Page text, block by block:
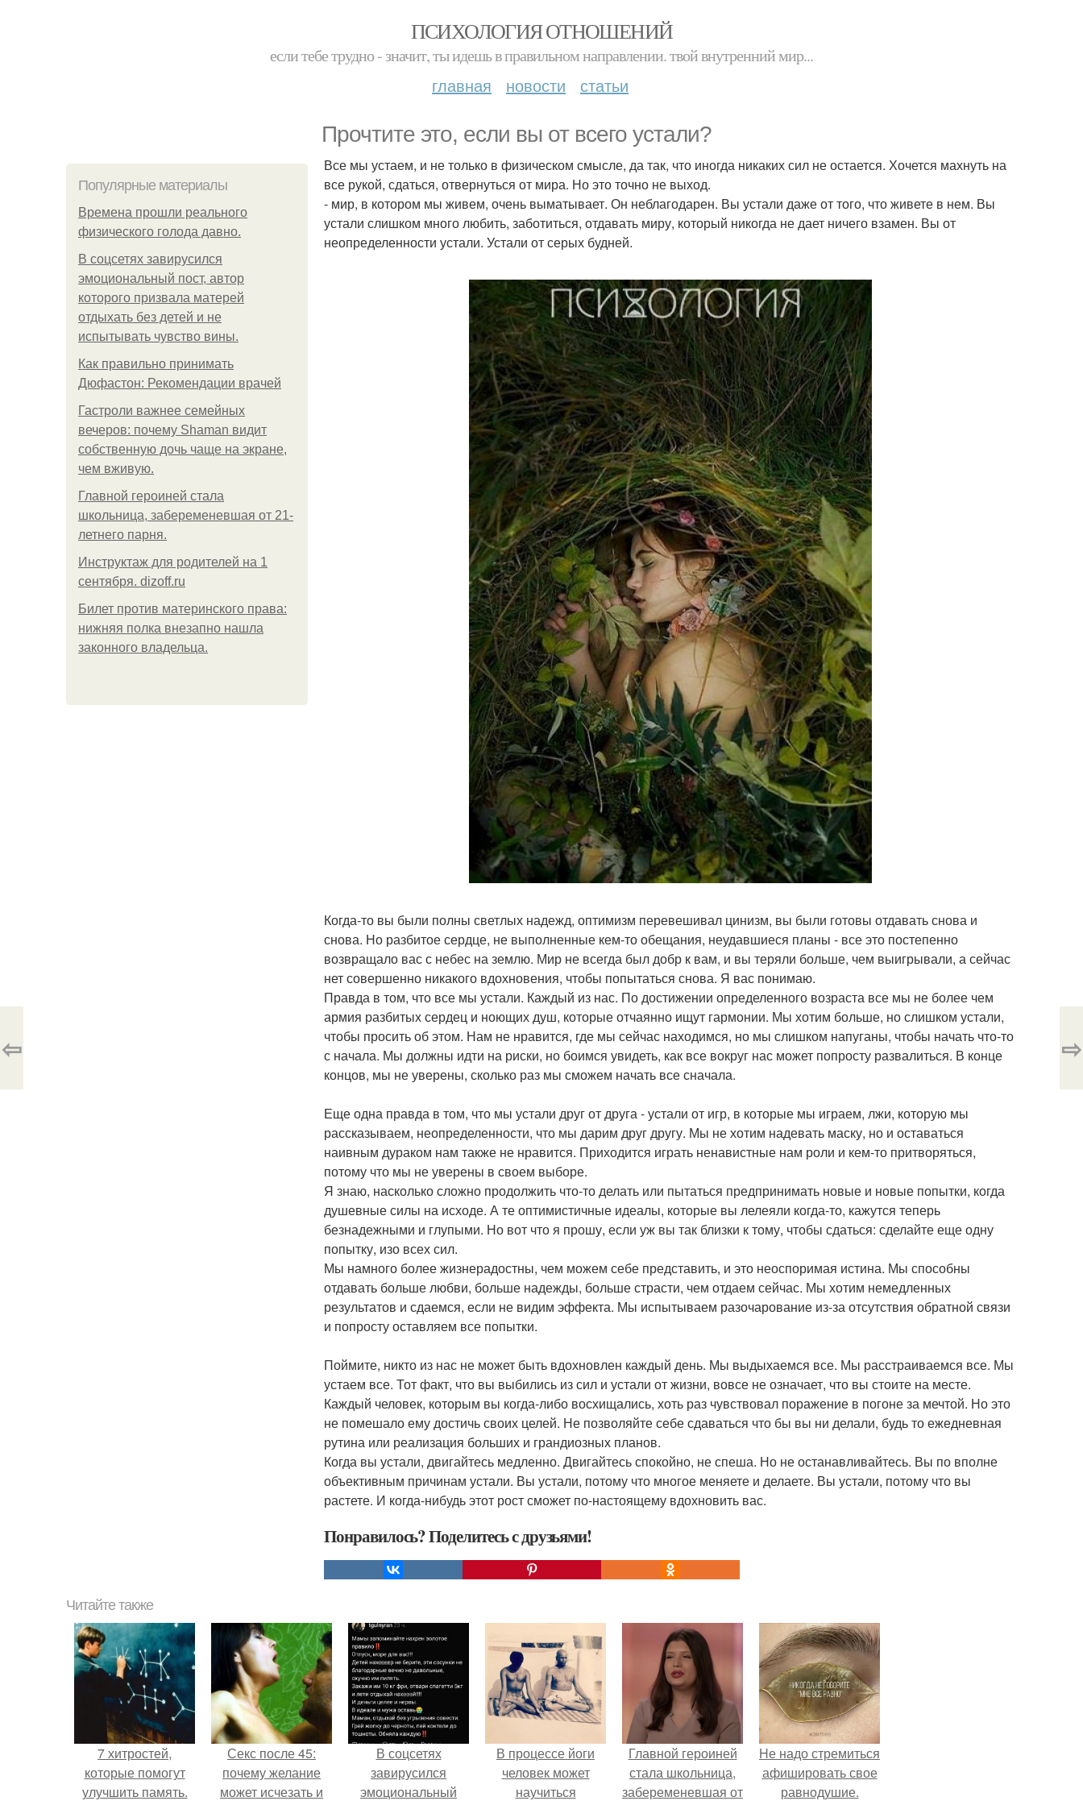
ПСИХОЛОГИЯ ОТНОШЕНИЙ
если тебе трудно - значит, ты идешь в правильном направлении. твой внутренний мир...
главная новости статьи
Прочтите это, если вы от всего устали?
Популярные материалы
Bpeмена прошли реального
физического голода давно.
В соцсетях завирусился
эмоциональный пост, автор
которого призвала матерей
отдыхать без детей и не
испытывать чувство вины.
Как правильно принимать
Дюфастон: Рекомендации врачей
Гастроли важнее семейных
вечеров: почему Shaman видит
собственную дочь чаще на экране,
чем вживую.
Главной героиней стала
школьница, забеременевшая от 21-
летнего парня.
Инструктаж для родителей на 1
сентября. dizoff.ru
Билет против материнского права:
нижняя полка внезапно нашла
законного владельца.
Все мы устаем, и не только в физическом смысле, да так, что иногда никаких сил не остается. Хочется махнуть на
все рукой, сдаться, отвернуться от мира. Но это точно не выход.
- мир, в котором мы живем, очень выматывает. Он неблагодарен. Вы устали даже от того, что живете в нем. Вы
устали слишком много любить, заботиться, отдавать миру, который никогда не дает ничего взамен. Вы от
неопределенности устали. Устали от серых будней.
Когда-то вы были полны светлых надежд, оптимизм перевешивал цинизм, вы были готовы отдавать снова и
снова. Но разбитое сердце, не выполненные кем-то обещания, неудавшиеся планы - все это постепенно
возвращало вас с небес на землю. Мир не всегда был добр к вам, и вы теряли больше, чем выигрывали, а сейчас
нет совершенно никакого вдохновения, чтобы попытаться снова. Я вас понимаю.
Правда в том, что все мы устали. Каждый из нас. По достижении определенного возраста все мы не более чем
армия разбитых сердец и ноющих душ, которые отчаянно ищут гармонии. Мы хотим больше, но слишком устали,
чтобы просить об этом. Нам не нравится, где мы сейчас находимся, но мы слишком напуганы, чтобы начать что-то
с начала. Мы должны идти на риски, но боимся увидеть, как все вокруг нас может попросту развалиться. В конце
концов, мы не уверены, сколько раз мы сможем начать все сначала.
Еще одна правда в том, что мы устали друг от друга - устали от игр, в которые мы играем, лжи, которую мы
рассказываем, неопределенности, что мы дарим друг другу. Мы не хотим надевать маску, но и оставаться
наивным дураком нам также не нравится. Приходится играть ненавистные нам роли и кем-то притворяться,
потому что мы не уверены в своем выборе.
Я знаю, насколько сложно продолжить что-то делать или пытаться предпринимать новые и новые попытки, когда
душевные силы на исходе. А те оптимистичные идеалы, которые вы лелеяли когда-то, кажутся теперь
безнадежными и глупыми. Но вот что я прошу, если уж вы так близки к тому, чтобы сдаться: сделайте еще одну
попытку, изо всех сил.
Мы намного более жизнерадостны, чем можем себе представить, и это неоспоримая истина. Мы способны
отдавать больше любви, больше надежды, больше страсти, чем отдаем сейчас. Мы хотим немедленных
результатов и сдаемся, если не видим эффекта. Мы испытываем разочарование из-за отсутствия обратной связи
и попросту оставляем все попытки.
Поймите, никто из нас не может быть вдохновлен каждый день. Мы выдыхаемся все. Мы расстраиваемся все. Мы
устаем все. Тот факт, что вы выбились из сил и устали от жизни, вовсе не означает, что вы стоите на месте.
Каждый человек, которым вы когда-либо восхищались, хоть раз чувствовал поражение в погоне за мечтой. Но это
не помешало ему достичь своих целей. Не позволяйте себе сдаваться что бы вы ни делали, будь то ежедневная
рутина или реализация больших и грандиозных планов.
Когда вы устали, двигайтесь медленно. Двигайтесь спокойно, не спеша. Но не останавливайтесь. Вы по вполне
объективным причинам устали. Вы устали, потому что многое меняете и делаете. Вы устали, потому что вы
растете. И когда-нибудь этот рост сможет по-настоящему вдохновить вас.
Понравилось? Поделитесь с друзьями!
⇦ ⇨
Читайте также
7 хитростей,
которые помогут
улучшить память.
Секс после 45:
почему желание
может исчезать и
В соцсетях
завирусился
эмоциональный
В процессе йоги
человек может
научиться
Главной героиней
стала школьница,
забеременевшая от
Hе надо стремиться
афишировать свое
равнодушие.